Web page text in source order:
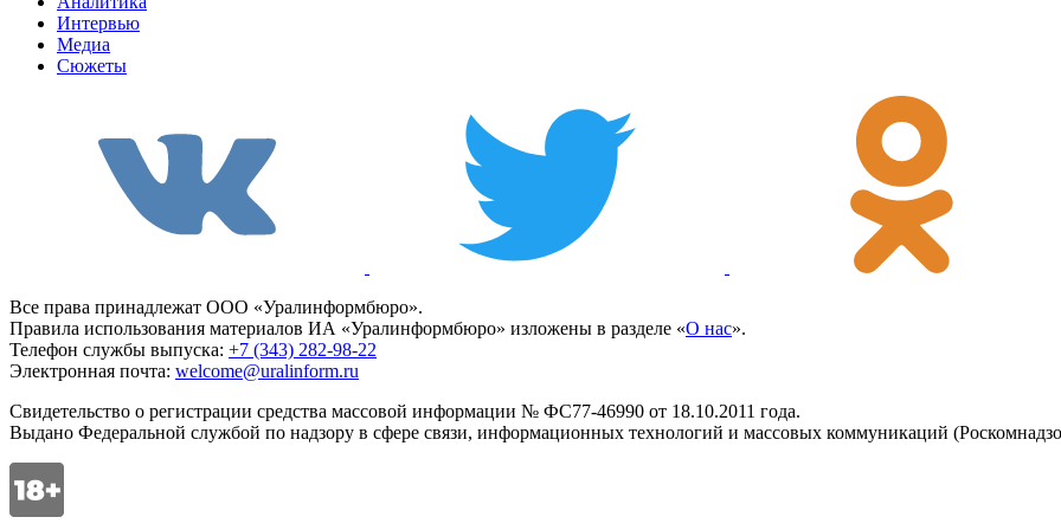
Интервью
Медиа
Сюжеты
Все права принадлежат ООО «Уралинформбюро».
Правила использования материалов ИА «Уралинформбюро» изложены в разделе «О нас».
Телефон службы выпуска: +7 (343) 282-98-22
Электронная почта: welcome@uralinform.ru
Свидетельство о регистрации средства массовой информации № ФС77-46990 от 18.10.2011 года.
Выдано Федеральной службой по надзору в сфере связи, информационных технологий и массовых коммуникаций